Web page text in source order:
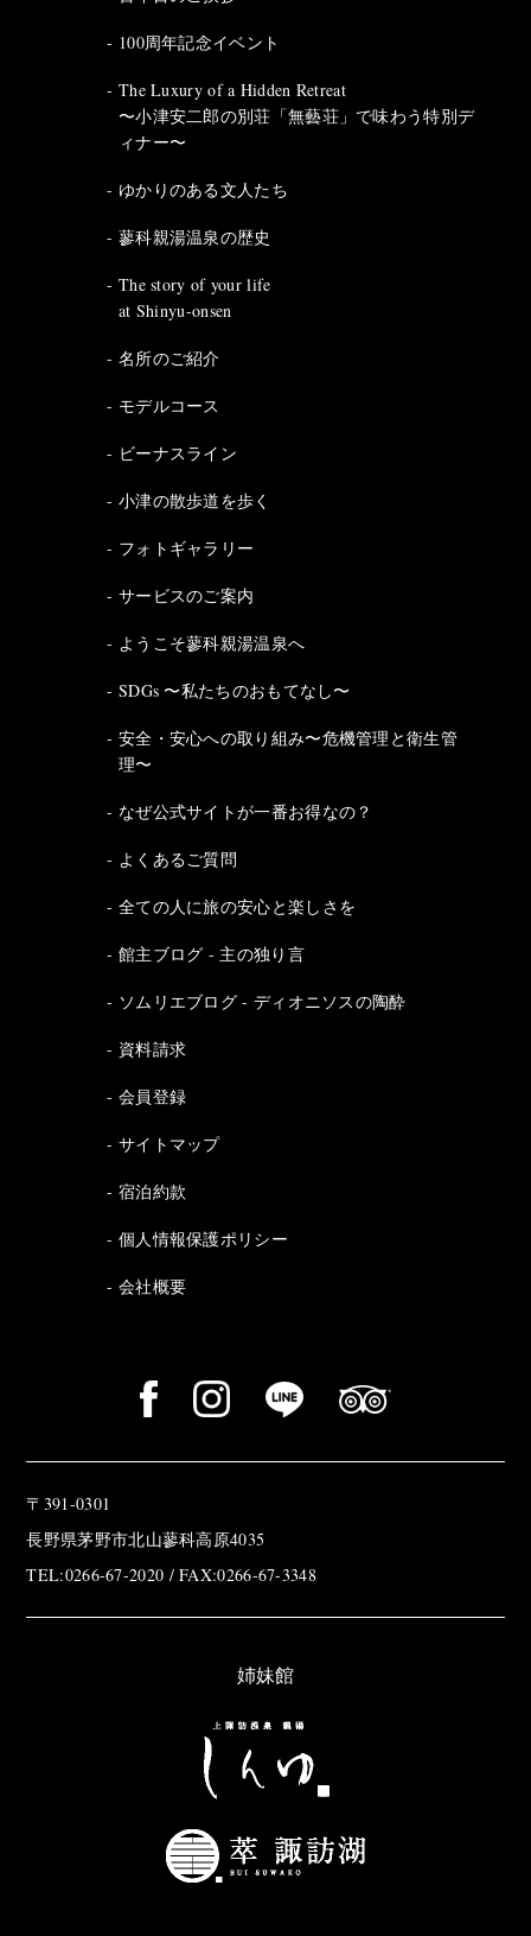
100周年記念イベント
The Luxury of a Hidden Retreat
〜小津安二郎の別荘「無藝荘」で味わう特別デ
ィナー〜
ゆかりのある文人たち
蓼科親湯温泉の歴史
The story of your life
at Shinyu-onsen
名所のご紹介
モデルコース
ビーナスライン
小津の散歩道を歩く
フォトギャラリー
サービスのご案内
ようこそ蓼科親湯温泉へ
SDGs 〜私たちのおもてなし〜
安全・安心への取り組み〜危機管理と衛生管
理〜
なぜ公式サイトが一番お得なの？
よくあるご質問
全ての人に旅の安心と楽しさを
館主ブログ - 主の独り言
ソムリエブログ - ディオニソスの陶酔
資料請求
会員登録
サイトマップ
宿泊約款
個人情報保護ポリシー
会社概要
〒391-0301
長野県茅野市北山蓼科高原4035
TEL:0266-67-2020 / FAX:0266-67-3348
姉妹館